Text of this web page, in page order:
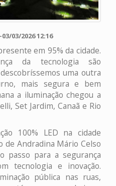
03/2026 12:16
em 95% da cidade.
da tecnologia são
uma outra
mais segura e bem
a iluminação chegou a
Set Jardim, Canaã e Rio
100% LED na cidade
Andradina Mário Celso
passo para a segurança
tecnologia e inovação.
pública nas ruas,